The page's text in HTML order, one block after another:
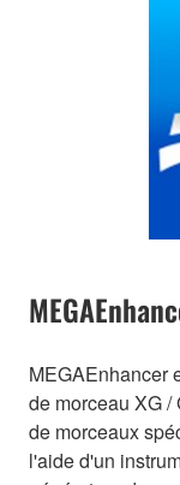
MEGAEnhancer
de morceau XG
de morceaux
l'aide d'un